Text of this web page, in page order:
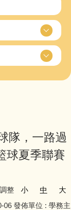
隊，一路過
球夏季聯賽
整 小 中
大
06 發佈單位 : 學務主